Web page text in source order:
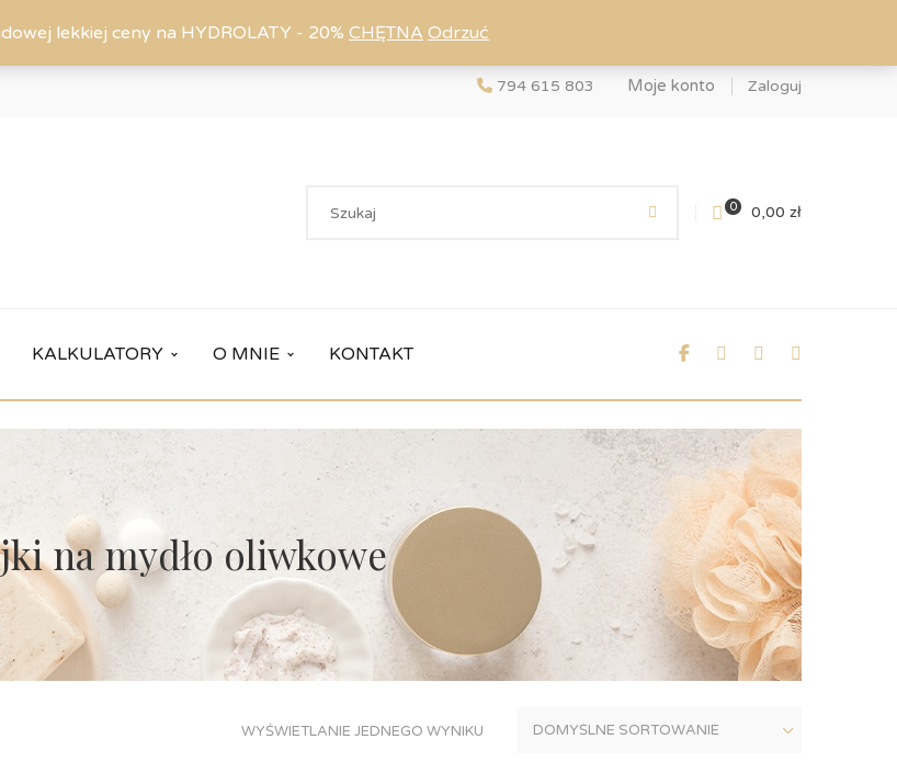
lekkiej ceny na HYDROLATY - 20% CHĘTNA Odrzuć
794 615 803 Moje konto Zaloguj
0 0,00 zł
KALKULATORY O MNIE KONTAKT
na mydło oliwkowe
WYŚWIETLANIE JEDNEGO WYNIKU